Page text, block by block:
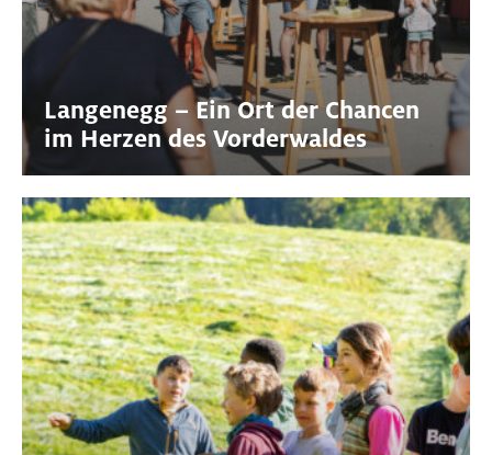
Langenegg – Ein Ort der Chancen
im Herzen des Vorderwaldes